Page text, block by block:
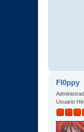
Fl0ppy
Usuario